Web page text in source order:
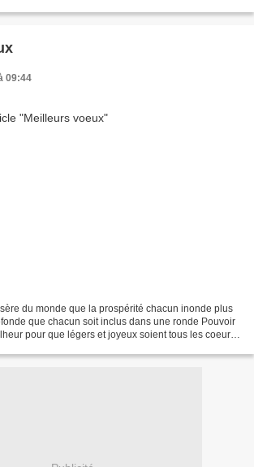
09:44
du monde que la prospérité chacun inonde plus
que chacun soit inclus dans une ronde Pouvoir
pour que légers et joyeux soient tous les coeurs